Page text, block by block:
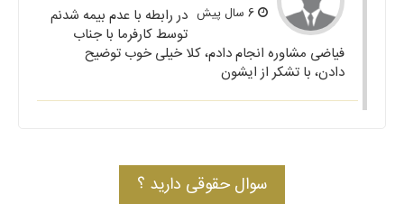
در رابطه با عدم بیمه شدنم
توسط کارفرما با جناب
فیاضی مشاوره انجام دادم، کلا خیلی خوب توضیح
دادن، با تشکر از ایشون
سوال حقوقی دارید ؟